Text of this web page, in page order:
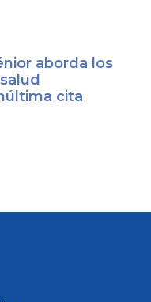
aborda los
cita